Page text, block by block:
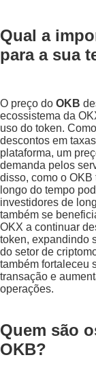
Qual a
para a sua
O preço do OKB
ecossistema da
uso do token.
descontos em
plataforma, um
demanda pelos
disso, como o
longo do tempo
investidores de
também se
OKX a continuar
token, expandindo
do setor de
também fortaleceu
transação e
operações.
Quem são
OKB?